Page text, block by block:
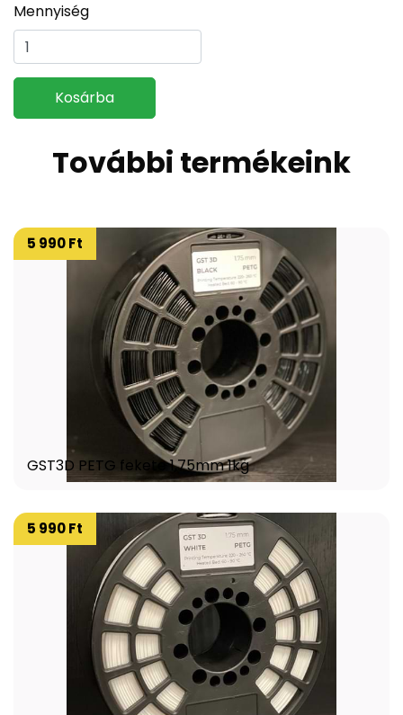
Mennyiség
Kosárba
További termékeink
GST3D PETG fekete 1,75mm 1kg
5 990 Ft
5 990 Ft